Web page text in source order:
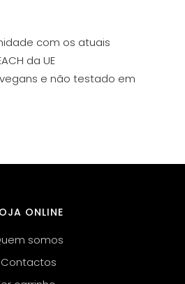
com os atuais
da UE
e não testado em
ONLINE
somos
Contactos